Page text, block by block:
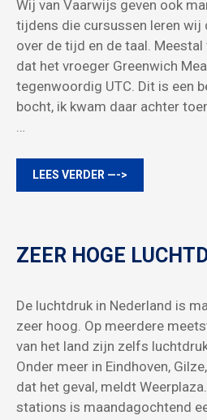
Wij van Vaarwijs geven ook
tijdens die cursussen leren wij
over de tijd en de taal.
dat het vroeger Greenwich
tegenwoordig UTC. Dit is een
bocht, ik kwam daar achter
…
LEES VERDER —->
ZEER HOGE
De luchtdruk in Nederland is
zeer hoog. Op meerdere
van het land zijn zelfs
Onder meer in Eindhoven,
dat het geval, meldt
stations is maandagochtend